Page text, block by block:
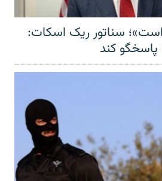
سناتور ریک اسکات:
پاسخگو کند